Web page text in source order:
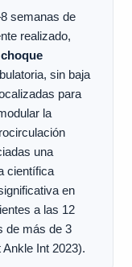
semanas de
realizado,
sin baja
para
la
una
científica
en
a las 12
de más de 3
Int 2023).